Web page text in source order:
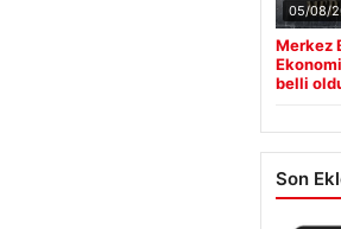
05/08/
Merkez
belli
Son